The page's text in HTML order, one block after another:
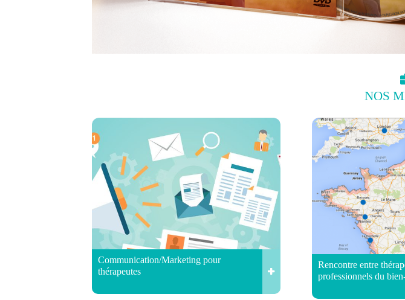
NOS
Communication/Marketing pour
thérapeutes
Rencontre entre
professionnels du